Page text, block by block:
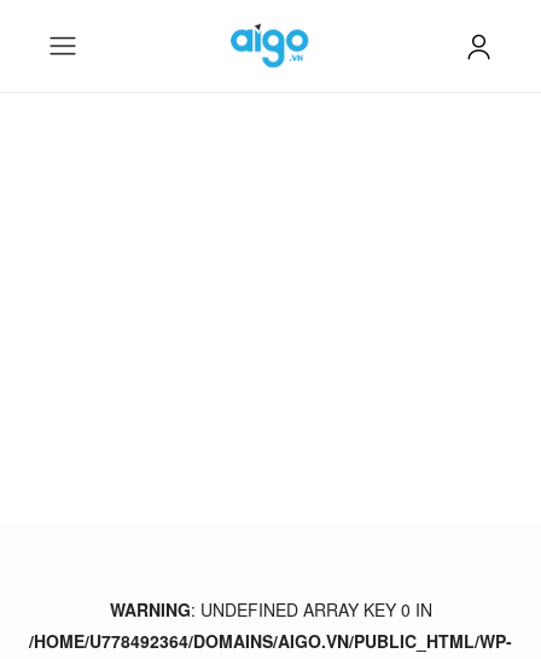
WARNING: UNDEFINED ARRAY KEY 0 IN
/HOME/U778492364/DOMAINS/AIGO.VN/PUBLIC_HTML/WP-